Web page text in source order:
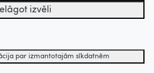
izvēli
par izmantotajām sīkdatnēm